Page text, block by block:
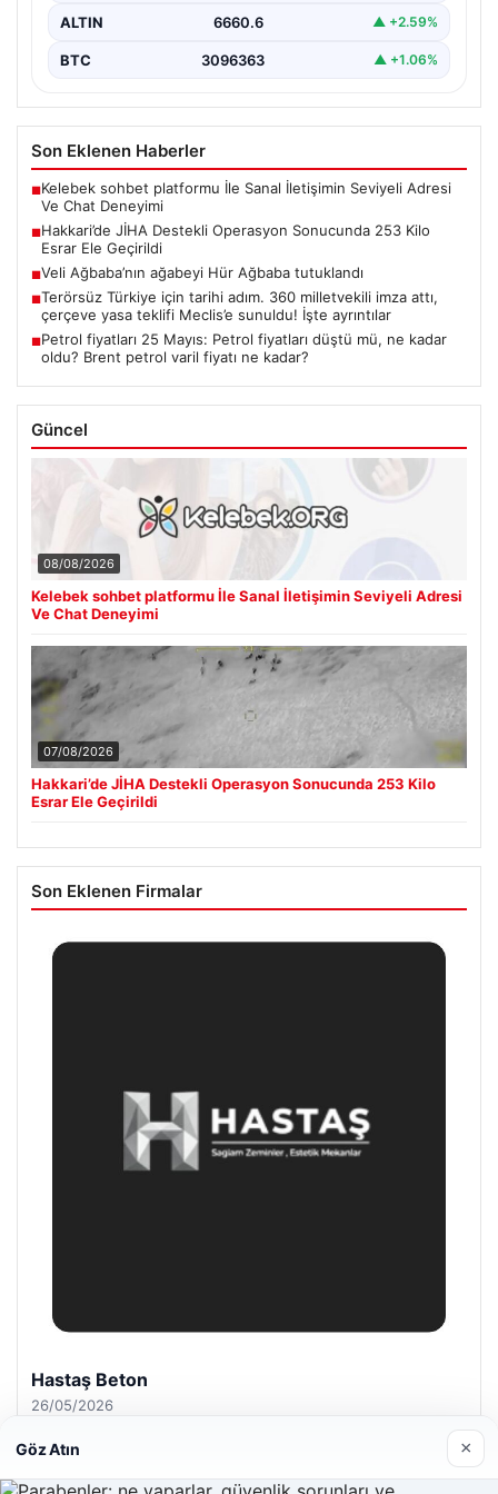
ALTIN 6660.6 ▲ +2.59%
BTC 3096363 ▲ +1.06%
Son Eklenen Haberler
■Kelebek sohbet platformu İle Sanal İletişimin Seviyeli Adresi
Ve Chat Deneyimi
■Hakkari’de JİHA Destekli Operasyon Sonucunda 253 Kilo
Esrar Ele Geçirildi
■Veli Ağbaba’nın ağabeyi Hür Ağbaba tutuklandı
■Terörsüz Türkiye için tarihi adım. 360 milletvekili imza attı,
çerçeve yasa teklifi Meclis’e sunuldu! İşte ayrıntılar
■Petrol fiyatları 25 Mayıs: Petrol fiyatları düştü mü, ne kadar
oldu? Brent petrol varil fiyatı ne kadar?
Güncel
08/08/2026
Kelebek sohbet platformu İle Sanal İletişimin Seviyeli Adresi
Ve Chat Deneyimi
07/08/2026
Hakkari’de JİHA Destekli Operasyon Sonucunda 253 Kilo
Esrar Ele Geçirildi
Son Eklenen Firmalar
Hastaş Beton
26/05/2026
Göz Atın ×